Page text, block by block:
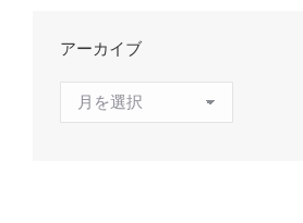
アーカイブ